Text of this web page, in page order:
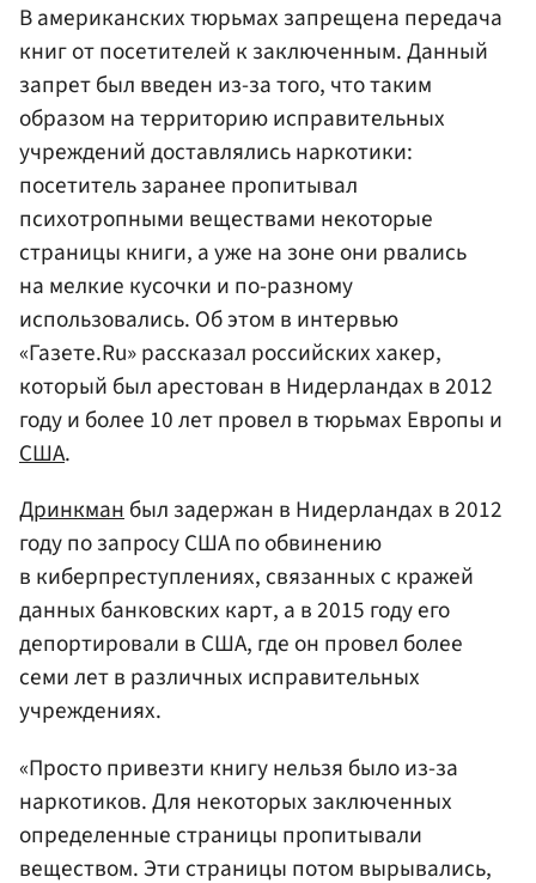
В американских тюрьмах запрещена передача
книг от посетителей к заключенным. Данный
запрет был введен из-за того, что таким
образом на территорию исправительных
учреждений доставлялись наркотики:
посетитель заранее пропитывал
психотропными веществами некоторые
страницы книги, а уже на зоне они рвались
на мелкие кусочки и по-разному
использовались. Об этом в интервью
«Газете.Ru» рассказал российских хакер,
который был арестован в Нидерландах в 2012
году и более 10 лет провел в тюрьмах Европы и
США.
Дринкманбыл задержан в Нидерландах в 2012
году по запросу США по обвинению
в киберпреступлениях, связанных с кражей
данных банковских карт, а в 2015 году его
депортировали в США, где он провел более
семи лет в различных исправительных
учреждениях.
«Просто привезти книгу нельзя было из-за
наркотиков. Для некоторых заключенных
определенные страницы пропитывали
веществом. Эти страницы потом вырывались,